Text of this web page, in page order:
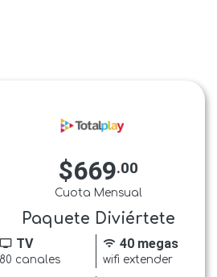
$669.00
Cuota Mensual
Paquete Diviértete
tv TV
80 canales
wifi 40 megas
wifi extender